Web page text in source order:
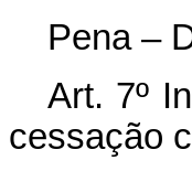
Pena –
Art. 7º
cessação